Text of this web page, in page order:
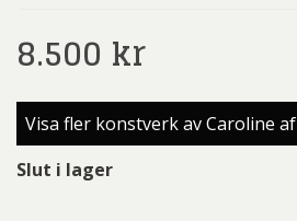
8.500 kr
Visa fler konstverk av Caroline
Slut i lager